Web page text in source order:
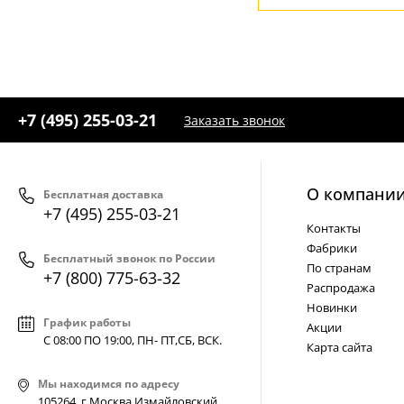
+7 (495) 255-03-21 Заказать звонок
Бесплатная доставка
+7 (495) 255-03-21
Бесплатный звонок по России
+7 (800) 775-63-32
График работы
С 08:00 ПО 19:00, ПН- ПТ,СБ, ВСК.
Мы находимся по адресу
О
Контакты
Фабрики
По странам
Распродажа
Новинки
Акции
Карта сайта